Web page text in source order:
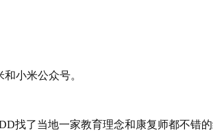
小米公众号。
找了当地一家教育理念和康复师都不错的